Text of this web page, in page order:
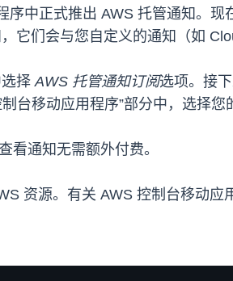
中正式推出 AWS 托管通知。
们会与您自定义的通知（如
选择AWS 托管通知订阅选项。接
台移动应用程序”部分中，选择您
看通知无需额外付费。
资源。有关 AWS 控制台移动应